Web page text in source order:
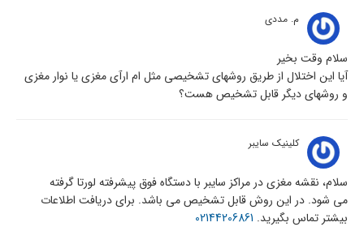
م. مددی
سلام وقت بخیر
آیا این اختلال از طریق روشهای تشخیصی مثل ام ارآی مغزی یا نوار مغزی
و روشهای دیگر قابل تشخیص هست؟
کلینیک سایبر
سلام، نقشه مغزی در مراکز سایبر با دستگاه فوق پیشرفته لورتا گرفته
می شود. در این روش قابل تشخیص می باشد. برای دریافت اطلاعات
بیشتر تماس بگیرید. 02144206861